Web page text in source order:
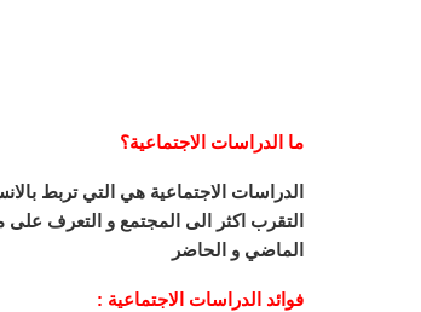
ما الدراسات الاجتماعية؟
الدراسات الاجتماعية هي التي تربط
التقرب اكثر الى المجتمع و التعرف
الماضي و الحاضر
فوائد الدراسات الاجتماعية :